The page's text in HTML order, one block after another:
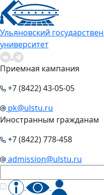
Ульяновский
университет
Приемная кампания
+7 (8422) 43-05-05
pk@ulstu.ru
Иностранным гражданам
+7 (8422) 778-458
admission@ulstu.ru